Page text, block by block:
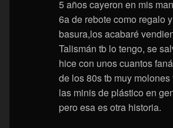
5 años cayeron en mis
6a de rebote como regalo
basura,los acabaré
Talismán tb lo tengo, se
hice con unos cuantos
de los 80s tb muy
las minis de plástico en
pero esa es otra historia.